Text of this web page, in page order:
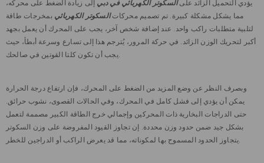
يؤدي التحميل الزائد علىالسكوتر الكهربائي في دبي إلى زيادة الضغط على محركه،
مما يشكل مشكلة كبيرة. تم تصميم محركاتالسكوتر الكهربائي بمخرجات طاقة
لتلبية متطلبات راكب واحد. عند إضافة شخص آخر، يجب على المحرك أن يعمل بجهد
أكبر لتحريك الوزن الزائد. في حركة المرور، يُترجم هذا إلى تسارع وسرعة أبطأ، حيث
يجب أن تكون كلتا القوتين في صالحك.
وبصرف النظر عن وضع المزيد من الضغط على المحرك، فإن ارتفاع درجة الحرارة
يمكن أن يؤدي إلى فشل كامل في المحرك، وفي الحالات القصوى، نشوب حرائق.
حتى الدراجات البخارية ذات المحركين وإجمالي خرج الطاقة الكبير مصممة لتعمل
بشكل جيد ضمن حدود وزن محددة. إن تجاوز القيود المفروضة على وزن السكوتر
يتجاوز الحدود المسموح بها لمكوناته، مما قد يعرض الراكب أو الدراجين للخطر.